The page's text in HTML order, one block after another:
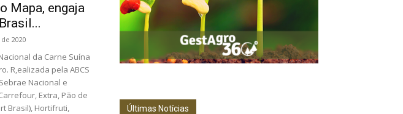
Mapa, engaja
2020
da Carne Suína
R,ealizada pela ABCS
Nacional e
Extra, Pão de
Brasil), Hortifruti,
Últimas Notícias